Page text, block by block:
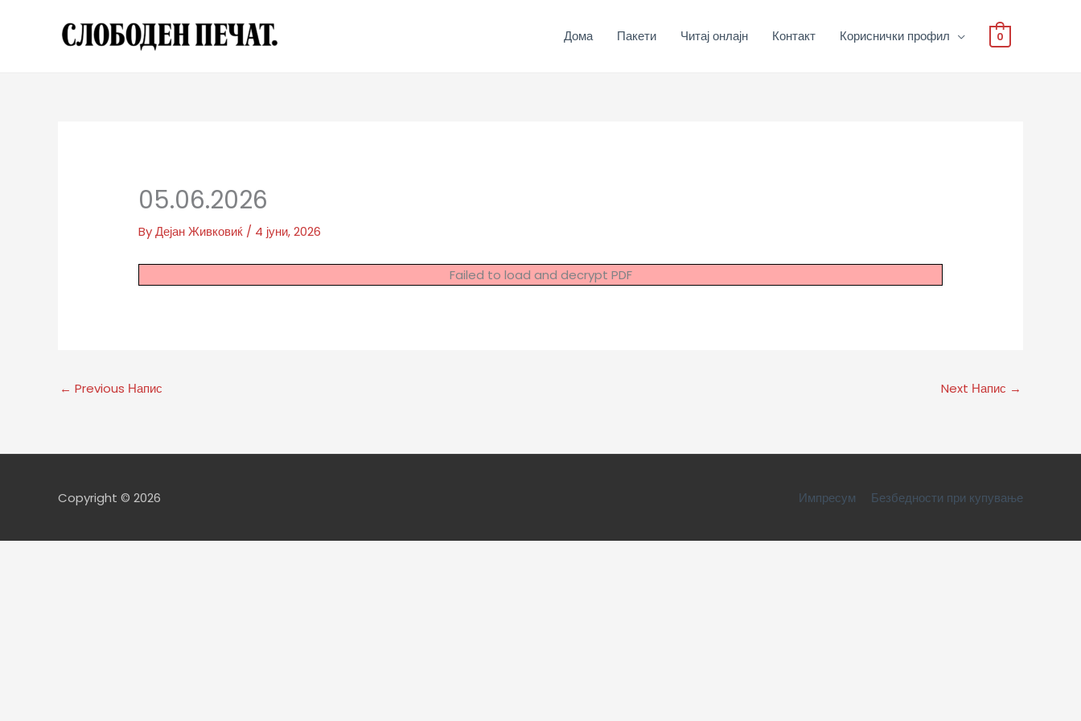
Дома Пакети Читај онлајн Контакт Кориснички профил 0
05.06.2026
ByДејан Живковиќ / 4 јуни, 2026
Failed to load and decrypt PDF
← Previous Напис Next Напис →
Copyright © 2026 Импресум Безбедности при купување